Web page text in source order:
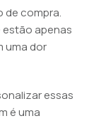
de compra.
estão apenas
uma dor
essas
é uma